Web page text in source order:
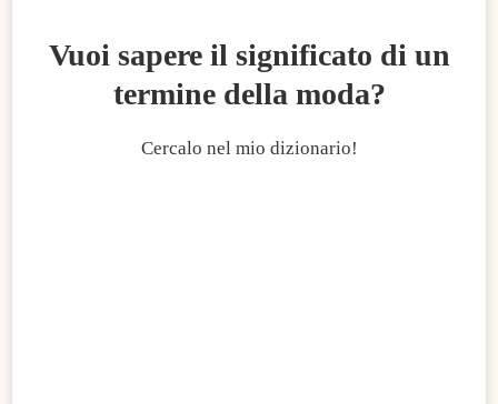
Vuoi sapere il significato di un
termine della moda?
Cercalo nel mio dizionario!